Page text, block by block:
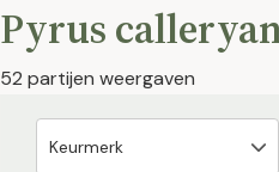
Pyrus
52 partijen weergaven